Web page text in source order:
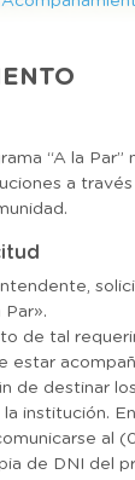
“A la Par”
a
Par».
de tal
estar
de destinar
institución.
al
de DNI del